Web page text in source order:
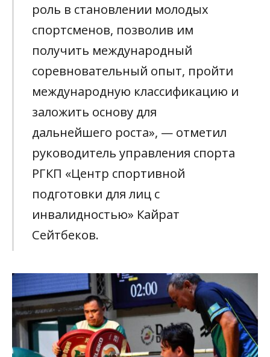
роль в становлении молодых
спортсменов, позволив им
получить международный
соревновательный опыт, пройти
международную классификацию и
заложить основу для
дальнейшего роста», — отметил
руководитель управления спорта
РГКП «Центр спортивной
подготовки для лиц с
инвалидностью» Кайрат
Сейтбеков.